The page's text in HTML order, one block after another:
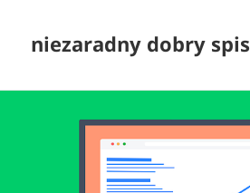
niezaradny dobry spis